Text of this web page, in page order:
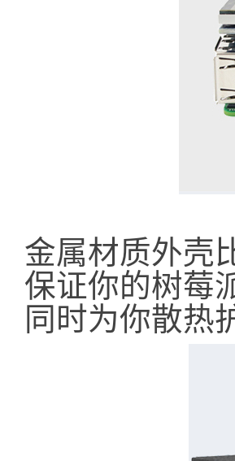
金属材质外壳
保证你的树莓
同时为你散热